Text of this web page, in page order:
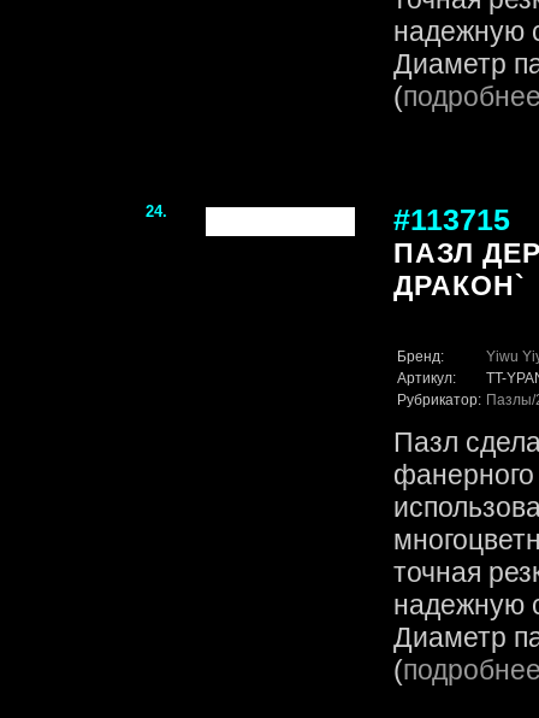
надежную
Диаметр
(
24. #113715
ПАЗЛ
ДРАКОН`
Бренд:
Yiwu
Артикул:
TT-
Рубрикатор: Пазлы/
Пазл
точная
надежную
Диаметр
(